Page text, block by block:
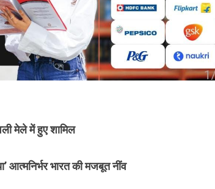
मेले में हुए शामिल
आत्मनिर्भर भारत की मजबूत नींव